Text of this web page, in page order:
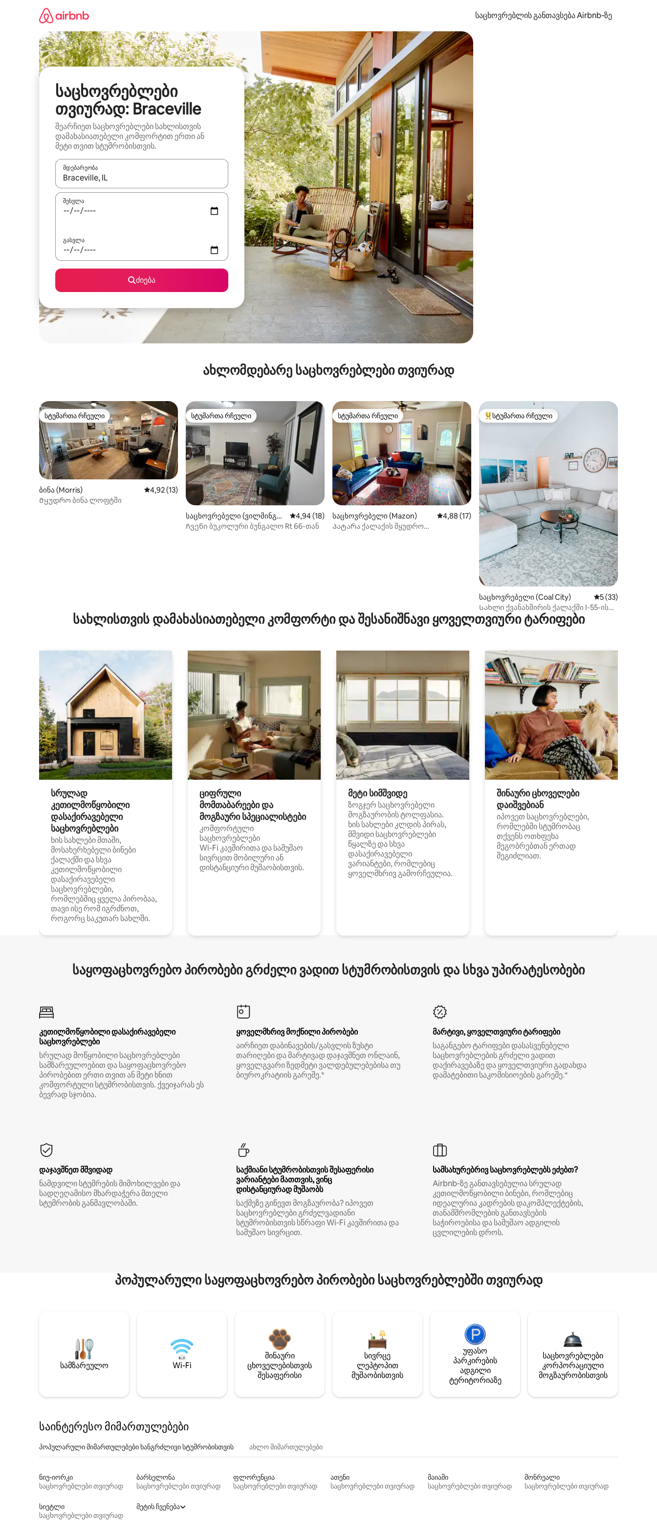
საცხოვრებლის განთავსება Airbnb‑ზე
საცხოვრებლები
თვიურად: Braceville
შეარჩიეთ საცხოვრებლები სახლისთვის
დამახასიათებელი კომფორტით ერთი ან
მეტი თვით სტუმრობისთვის.
მდებარეობა
როცა შედეგები ხელმისაწვდომი გახდება, ნავიგაციისთვის გამოიყენეთ კლავიშები ზემოთ/ქვემოთ მიმართული ისრებით ან შეხებისა თუ თითის გასმის ჟესტები.
შესვლა
გასვლა
ძიება
ახლომდებარე საცხოვრებლები თვიურად
სტუმართა რჩეული
სტუმართა რჩეული
ბინა (Morris) საშუალო შეფასებაა 5‑დან 4,92, 13 მიმოხილვა
4,92 (13)
Მყუდრო ბინა ლოფტში
სტუმართა რჩეული
სტუმართა რჩეული
საცხოვრებელი (ვილმინგტ
ონი)
საშუალო შეფასებაა 5‑დან 4,94, 18 მიმოხილვა
4,94 (18)
Ჩვენი ბუკოლური ბუნგალო Rt 66-თან
სტუმართა რჩეული
სტუმართა რჩეული
საცხოვრებელი (Mazon) საშუალო შეფასებაა 5‑დან 4,88, 17 მიმოხილვა
4,88 (17)
Პატარა ქალაქის მყუდრო
სტუმართა რჩეული მოწინავე ვარიანტი
სტუმართა რჩეული
საცხოვრებელი (Coal City) საშუალო
5 (33)
Სახლი ქვანახშირის ქალაქში I-55-ის
მახლობლად
სახლისთვის დამახასიათებელი კომფორტი და შესანიშნავი ყოველთვიური ტარიფები
სრულად
კეთილმოწყობილი
დასაქირავებელი
საცხოვრებლები
ხის სახლები მთაში,
მოსახერხებელი ბინები
ქალაქში და სხვა
კეთილმოწყობილი
დასაქირავებელი
საცხოვრებლები,
რომლებშიც ყველა პირობაა,
თავი ისე რომ იგრძნოთ,
როგორც საკუთარ სახლში.
ციფრული
მომთაბარეები და
მოგზაური სპეციალისტები
კომფორტული
საცხოვრებლები
Wi‑Fi კავშირითა და სამუშაო
სივრცით მობილური ან
დისტანციური მუშაობისთვის.
მეტი სიმშვიდე
ზოგჯერ საცხოვრებელი
მოგზაურობის ტოლფასია.
ხის სახლები კლდის პირას,
მშვიდი საცხოვრებლები
წყალზე და სხვა
დასაქირავებელი
ვარიანტები, რომლებიც
ყოველმხრივ გამორჩეულია.
შინაური ცხოველები
დაიშვებიან
იპოვეთ საცხოვრებლები,
რომლებში სტუმრობაც
თქვენს ოთხფეხა
მეგობრებთან ერთად
შეგიძლიათ.
საყოფაცხოვრებო პირობები გრძელი ვადით სტუმრობისთვის და სხვა უპირატესობები
კეთილმოწყობილი დასაქირავებელი
საცხოვრებლები
სრულად მოწყობილი საცხოვრებლები
სამზარეულოებით და საყოფაცხოვრებო
პირობებით ერთი თვით ან მეტი ხნით
კომფორტული სტუმრობისთვის. ქვეიჯარას ეს
ბევრად სჯობია.
ყოველმხრივ მოქნილი პირობები
აირჩიეთ დაბინავების/გასვლის ზუსტი
თარიღები და მარტივად დაჯავშნეთ ონლაინ,
ყოველგვარი ზედმეტი ვალდებულებებისა თუ
ბიუროკრატიის გარეშე.*
მარტივი, ყოველთვიური ტარიფები
საგანგებო ტარიფები დასასვენებელი
საცხოვრებლების გრძელი ვადით
დაქირავებაზე და ყოველთვიური გადახდა
დამატებითი საკომისიოების გარეშე.*
დაჯავშნეთ მშვიდად
ნამდვილი სტუმრების მიმოხილვები და
სადღეღამისო მხარდაჭერა მთელი
სტუმრობის განმავლობაში.
საქმიანი სტუმრობისთვის შესაფერისი
ვარიანტები მათთვის, ვინც
დისტანციურად მუშაობს
საქმეზე გიწევთ მოგზაურობა? იპოვეთ
საცხოვრებლები გრძელვადიანი
სტუმრობისთვის სწრაფი Wi‑Fi კავშირითა და
სამუშაო სივრცით.
სამსახურებრივ საცხოვრებლებს ეძებთ?
Airbnb‑ზე განთავსებულია სრულად
კეთილმოწყობილი ბინები, რომლებიც
იდეალურია კადრების დაკომპლექტების,
თანამშრომლების განთავსების
საჭიროებისა და სამუშაო ადგილის
ცვლილების დროს.
პოპულარული საყოფაცხოვრებო პირობები საცხოვრებლებში თვიურად
სამზარეულო Wi-Fi
შინაური
ცხოველებისთვის
შესაფერისი
სივრცე
ლეპტოპით
მუშაობისთვის
უფასო
პარკირების
ადგილი
ტერიტორიაზე
საცხოვრებლები
კორპორაციული
მოგზაურობისთვის
საინტერესო მიმართულებები
პოპულარული მიმართულებები ხანგრძლივი სტუმრობისთვის ახლო მიმართულებები
ნიუ-იორკი
საცხოვრებლები თვიურად
ბარსელონა
საცხოვრებლები თვიურად
ფლორენცია
საცხოვრებლები თვიურად
ათენი
საცხოვრებლები თვიურად
მაიამი
საცხოვრებლები თვიურად
მონრეალი
საცხოვრებლები თვიურად
სიეტლი
საცხოვრებლები თვიურად
მეტის ჩვენება